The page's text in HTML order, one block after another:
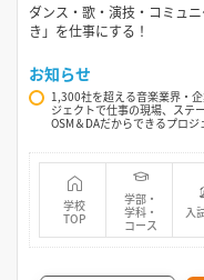
ダンス・歌・演技・コミュ
き」を仕事にする！
お知らせ
1,300社を超える音楽業界・
ジェクトで仕事の現場、ステ
OSM＆DAだからできるプロジ
学校
TOP
学部・
学科・
コース
入